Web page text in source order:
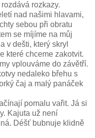
rozkazy.
nad našimi hlavami,
sebou při obratu
se míjíme na můj
v dešti, který skryl
které chceme zakotvit.
vplouváme do závětří.
nedaleko břehu s
čaj a malý panáček
pomalu vařit. Já si
Kajuta už není
Déšť bubnuje klidně